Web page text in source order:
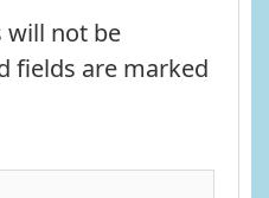
will not be
fields are marked